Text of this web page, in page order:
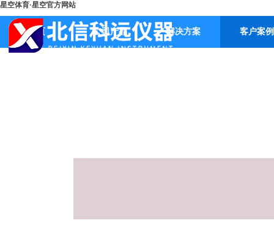
星空体育·星空官方网站
首页 公司产品 解决方案 客户案例